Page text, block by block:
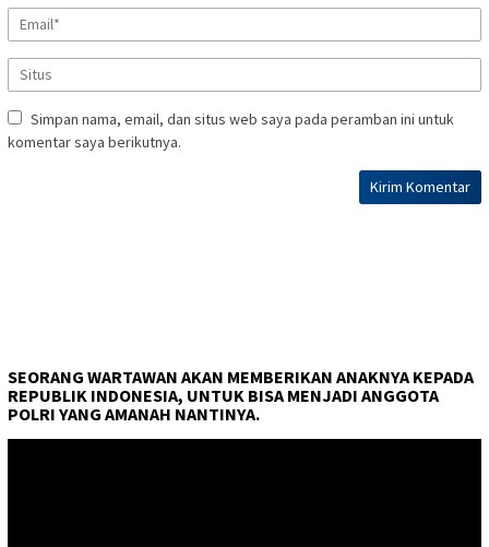
Simpan nama, email, dan situs web saya pada peramban ini untuk
komentar saya berikutnya.
SEORANG WARTAWAN AKAN MEMBERIKAN ANAKNYA KEPADA
REPUBLIK INDONESIA, UNTUK BISA MENJADI ANGGOTA
POLRI YANG AMANAH NANTINYA.